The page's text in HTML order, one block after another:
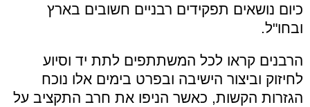
כיום נושאים תפקידים רבניים חשובים בארץ
ובחו"ל.
הרבנים קראו לכל המשתתפים לתת יד וסיוע
לחיזוק וביצור הישיבה ובפרט בימים אלו נוכח
הגזרות הקשות, כאשר הניפו את חרב התקציב על